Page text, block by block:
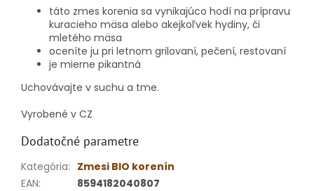
táto zmes korenia sa vynikajúco hodí na prípravu
kuracieho mäsa alebo akejkoľvek hydiny, či
mletého mäsa
oceníte ju pri letnom grilovaní, pečení, restovaní
je mierne pikantná
Uchovávajte v suchu a tme.
Vyrobené v CZ
Dodatočné parametre
Kategória: Zmesi BIO korenín
EAN: 8594182040807